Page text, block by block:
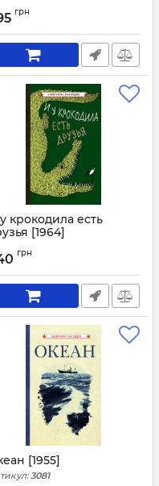
грн
крокодила есть
[1964]
грн
[1955]
3081